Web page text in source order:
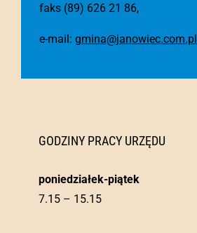
faks (89) 626 21 86,
e-mail: gmina@janowiec.com.pl
GODZINY PRACY URZĘDU
poniedziałek-piątek
7.15 – 15.15